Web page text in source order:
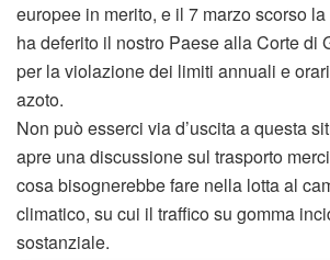
europee in merito, e il 7 marzo scorso
ha deferito il nostro Paese alla Corte di
per la violazione dei limiti annuali e
azoto.
Non può esserci via d’uscita a questa
apre una discussione sul trasporto
cosa bisognerebbe fare nella lotta al
climatico, su cui il traffico su gomma
sostanziale.